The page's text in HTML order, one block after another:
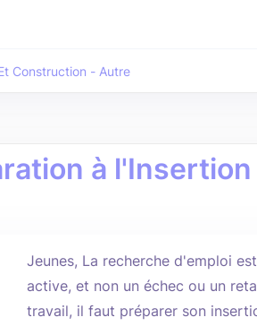
Construction - Autre
à
Jeunes, La recherche d'emploi
active, et non un échec ou un
travail, il faut préparer son